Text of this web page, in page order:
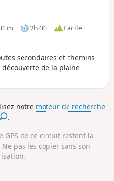
m 2h 00
Facile
secondaires et chemins
de la plaine
notre moteur de recherche
.
GPS de ce circuit restent la
pas les copier sans son